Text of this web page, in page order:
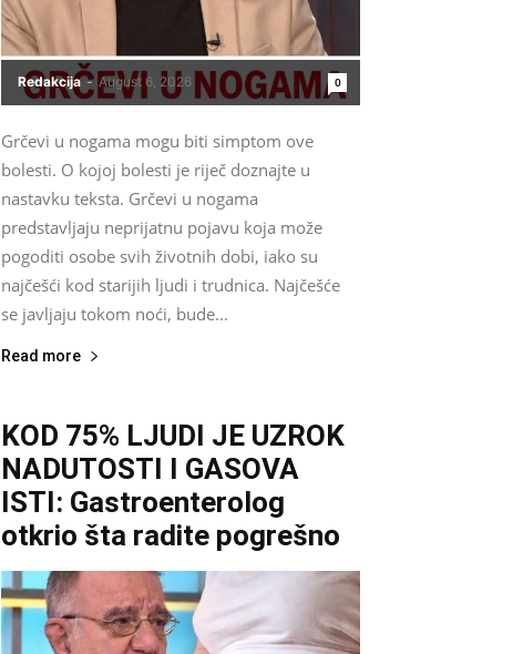
Redakcija - August 6, 2026 0
Grčevi u nogama mogu biti simptom ove
bolesti. O kojoj bolesti je riječ doznajte u
nastavku teksta. Grčevi u nogama
predstavljaju neprijatnu pojavu koja može
pogoditi osobe svih životnih dobi, iako su
najčešći kod starijih ljudi i trudnica. Najčešće
se javljaju tokom noći, bude...
Read more
KOD 75% LJUDI JE UZROK
NADUTOSTI I GASOVA
ISTI: Gastroenterolog
otkrio šta radite pogrešno